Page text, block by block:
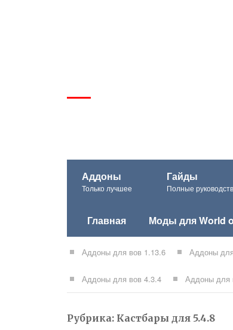
Аддоны
Только лучшее
Гайды
Полные
Главная Моды для World
Аддоны для вов 1.13.6 Аддоны
Аддоны для вов 4.3.4 Аддоны для
Рубрика: Кастбары для 5.4.8